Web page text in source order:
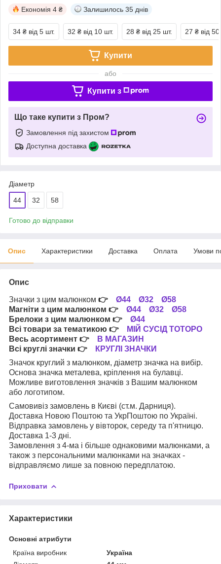
Економія 4 ₴ Залишилось 35 днів
34 ₴ від 5 шт. 32 ₴ від 10 шт. 28 ₴ від 25 шт. 27 ₴ від
Купити
або
Купити з
Що таке купити з Пром?
Замовлення під захистом
Доступна доставка
Діаметр
44 32 58
Готово до відправки
Опис Характеристики Доставка Оплата Умови
Опис
Значки з цим малюнком 👉 Ø44 Ø32
Ø58
Магніти з цим малюнком 👉 Ø44 Ø32
Ø58
Брелоки з цим малюнком 👉 Ø44
Всі товари за тематикою 👉
МІЙ СУСІД ТОТОРО
Весь асортимент 👉
В МАГАЗИН
Всі круглі значки 👉
КРУГЛІ ЗНАЧКИ
Значок круглий з малюнком, діаметр значка на вибір.
Основа значка металева, кріплення на булавці.
Можливе виготовлення значків з Вашим малюнком
або логотипом.
Самовивіз замовлень в Києві (ст.м. Дарниця).
Доставка Новою Поштою та УкрПоштою по Україні.
Відправка замовлень у вівторок, середу та п'ятницю.
Доставка 1-3 дні.
Замовлення з 4-ма і більше однаковими малюнками, а
також з персональними малюнками на значках -
відправляємо лише за повною передплатою.
Приховати
Характеристики
Основні атрибути
Країна виробник
Україна